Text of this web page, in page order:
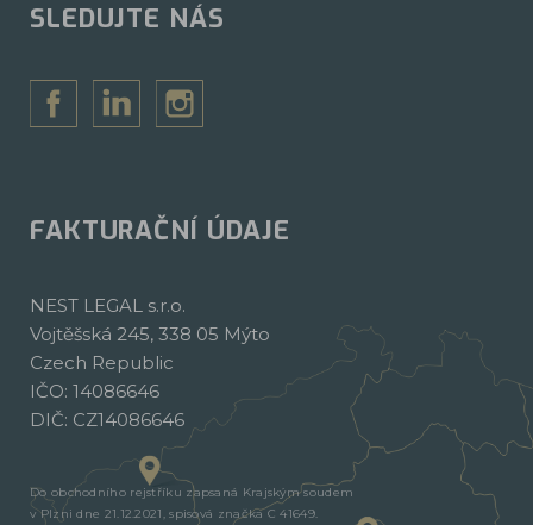
SLEDUJTE NÁS
FAKTURAČNÍ ÚDAJE
NEST LEGAL s.r.o.
Vojtěšská 245, 338 05 Mýto
Czech Republic
IČO: 14086646
DIČ: CZ14086646
Do obchodního rejstříku zapsaná Krajským soudem
v Plzni dne 21.12.2021, spisová značka C 41649.